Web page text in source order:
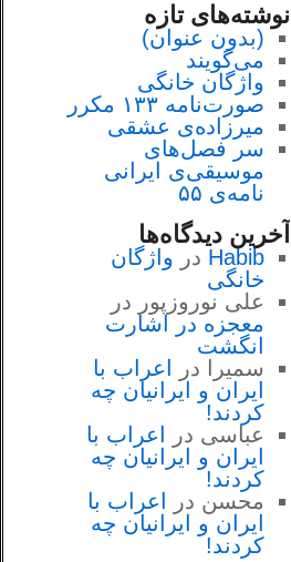
نوشته‌های تازه
(بدون عنوان)
می‌گویند
واژگان خانگی
صورت‌نامه ۱۳۳ مکرر
میرزاده‌ی عشقی
سر فصل‌هاى
موسيقى‌ی ايرانى
نامه‌ی ۵۵
آخرین دیدگاه‌ها
Habib در واژگان
خانگی
علی نوروزپور در
معجزه در اشارت
انگشت
سمیرا
در
اعراب با
ايران و ايرانيان چه
كردند!
عباسی در
اعراب با
ايران و ايرانيان چه
كردند!
محسن در
اعراب با
ايران و ايرانيان چه
كردند!